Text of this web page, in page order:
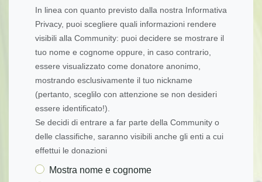
In linea con quanto previsto dalla nostra Informativa
Privacy, puoi scegliere quali informazioni rendere
visibili alla Community: puoi decidere se mostrare il
tuo nome e cognome oppure, in caso contrario,
essere visualizzato come donatore anonimo,
mostrando esclusivamente il tuo nickname
(pertanto, sceglilo con attenzione se non desideri
essere identificato!).
Se decidi di entrare a far parte della Community o
delle classifiche, saranno visibili anche gli enti a cui
effettui le donazioni
Mostra nome e cognome